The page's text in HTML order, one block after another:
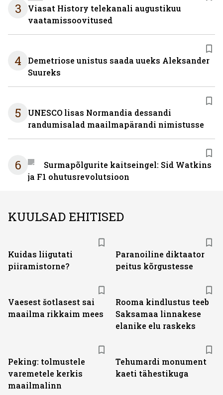
3
Viasat History telekanali augustikuu
vaatamissoovitused
4
Demetriose unistus saada uueks Aleksander
Suureks
5
UNESCO lisas Normandia dessandi
randumisalad maailmapärandi nimistusse
6
Surmapõlgurite kaitseingel: Sid Watkins
ja F1 ohutusrevolutsioon
KUULSAD EHITISED
Kuidas liigutati
piiramistorne?
Paranoiline diktaator
peitus kõrgustesse
Vaesest šotlasest sai
maailma rikkaim mees
Rooma kindlustus teeb
Saksamaa linnakese
elanike elu raskeks
Peking: tolmustele
varemetele kerkis
maailmalinn
Tehumardi monument
kaeti tähestikuga